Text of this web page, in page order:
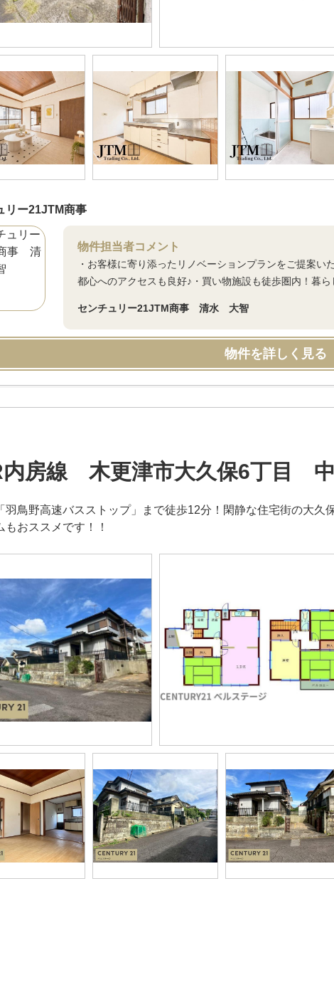
リー21JTM商事
物件担当者コメント
・お客様に寄り添ったリノベーションプランをご提案い
都心へのアクセスも良好♪・買い物施設も徒歩圏内！暮
センチュリー21JTM商事 清水 大智
物件を詳しく見る
房線 木更津市大久保6丁目
羽鳥野高速バスストップ」まで徒歩12分！閑静な住宅街の大久
もおススメです！！